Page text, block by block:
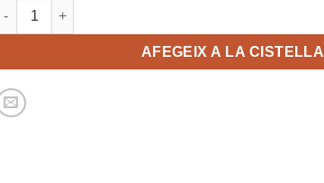
quantitat de STAEDTLER PERMANENT 318 -317
AFEGEIX A LA CISTELLA